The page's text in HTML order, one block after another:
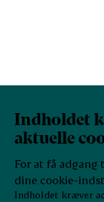
Indholdet
aktuelle
For at få
dine cookie-
Indholdet kræver